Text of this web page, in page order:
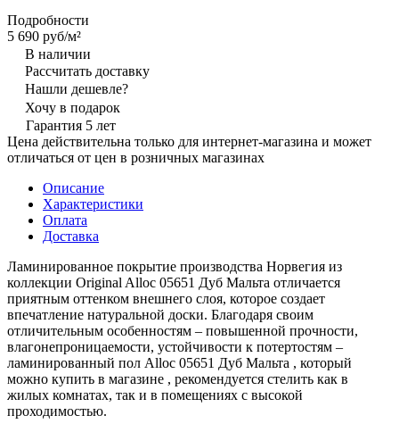
Подробности
5 690 руб/м²
В наличии
Рассчитать доставку
Нашли дешевле?
Хочу в подарок
Гарантия 5 лет
Цена действительна только для интернет-магазина и может
отличаться от цен в розничных магазинах
Описание
Характеристики
Оплата
Доставка
Ламинированное покрытие производства Норвегия из
коллекции Original Alloc 05651 Дуб Мальта отличается
приятным оттенком внешнего слоя, которое создает
впечатление натуральной доски. Благодаря своим
отличительным особенностям – повышенной прочности,
влагонепроницаемости, устойчивости к потертостям –
ламинированный пол Alloc 05651 Дуб Мальта , который
можно купить в магазине , рекомендуется стелить как в
жилых комнатах, так и в помещениях с высокой
проходимостью.